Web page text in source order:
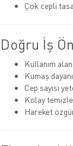
Çok cepli
Doğru İş
Kullanım
Kumaş
Cep sayısı
Kolay
Hareket